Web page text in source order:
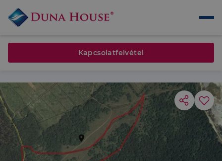
Kapcsolatfelvétel